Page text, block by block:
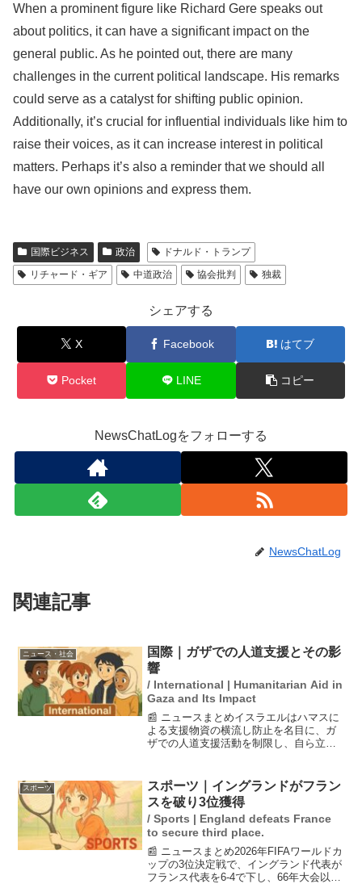
When a prominent figure like Richard Gere speaks out
about politics, it can have a significant impact on the
general public. As he pointed out, there are many
challenges in the current political landscape. His remarks
could serve as a catalyst for shifting public opinion.
Additionally, it’s crucial for influential individuals like him to
raise their voices, as it can increase interest in political
matters. Perhaps it’s also a reminder that we should all
have our own opinions and express them.
国際ビジネス 政治
ドナルド・トランプ
リチャード・ギア
中道政治 協会批判 独裁
シェアする
X Facebook はてブ
Pocket LINE コピー
NewsChatLogをフォローする
NewsChatLog
関連記事
ニュース・社会
国際｜ガザでの人道支援とその影
響
/ International | Humanitarian Aid in
Gaza and Its Impact
📰 ニュースまとめイスラエルはハマスに
よる支援物資の横流し防止を名目に、ガ
ザでの人道支援活動を制限し、自ら立ち
のパレスチナ人の殺害が相次ぎ、「死の
わな」と呼ばれている...
スポーツ
スポーツ｜イングランドがフラン
スを破り3位獲得
/ Sports | England defeats France
to secure third place.
📰 ニュースまとめ2026年FIFAワールドカ
ップの3位決定戦で、イングランド代表が
フランス代表を6-4で下し、66年大会以来